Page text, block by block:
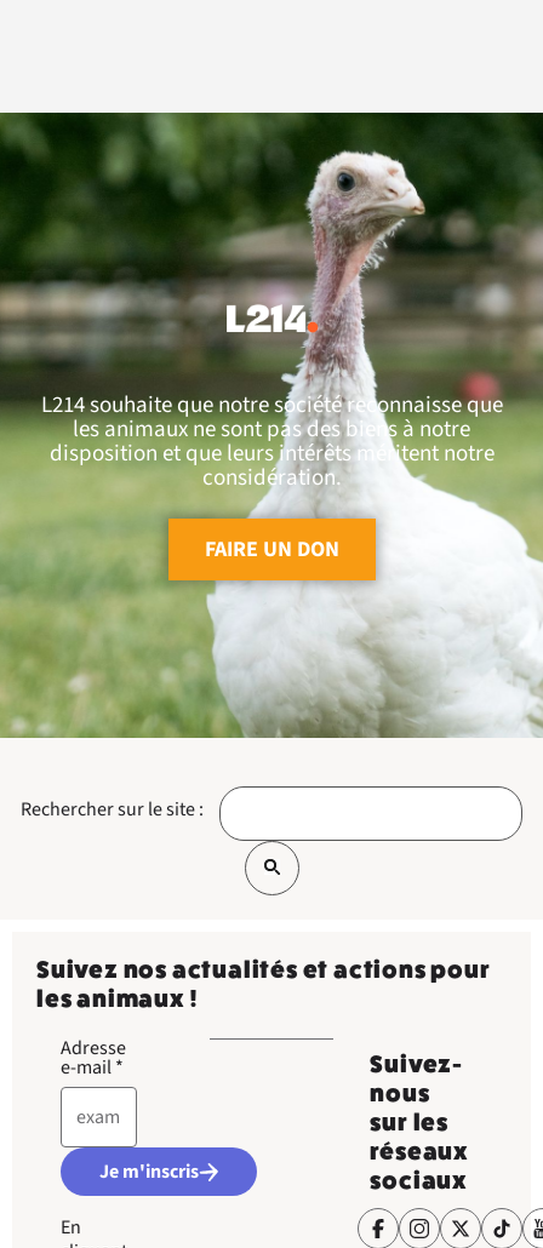
L214 souhaite que notre société reconnaisse que
les animaux ne sont pas des biens à notre
disposition et que leurs intérêts méritent notre
considération.
FAIRE UN DON
Rechercher sur le site :
Suivez nos actualités et actions pour
les animaux !
Adresse
e-mail*
Je m'inscris
En
Suivez-
nous
sur les
réseaux
sociaux